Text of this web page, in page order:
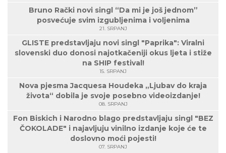
Bruno Rački novi singl “Da mi je još jednom”
posvećuje svim izgubljenima i voljenima
21. SRPANJ
GLISTE predstavljaju novi singl "Paprika": Viralni
slovenski duo donosi najotkačeniji okus ljeta i stiže
na SHIP festival!
15. SRPANJ
Nova pjesma Jacquesa Houdeka „Ljubav do kraja
života“ dobila je svoje posebno videoizdanje!
08. SRPANJ
Fon Biskich i Narodno blago predstavljaju singl "BEZ
ČOKOLADE" i najavljuju vinilno izdanje koje će te
doslovno moći pojesti!
07. SRPANJ